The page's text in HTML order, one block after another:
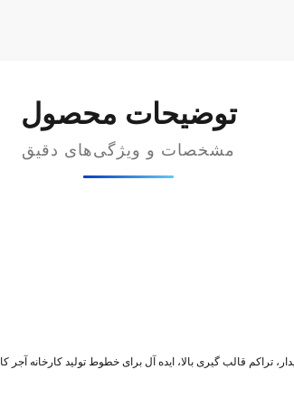
توضیحات محصول
مشخصات و ویژگی‌های دقیق
تراکم قالب گیری بالا، ایده آل برای خطوط تولید کارخانه آجر